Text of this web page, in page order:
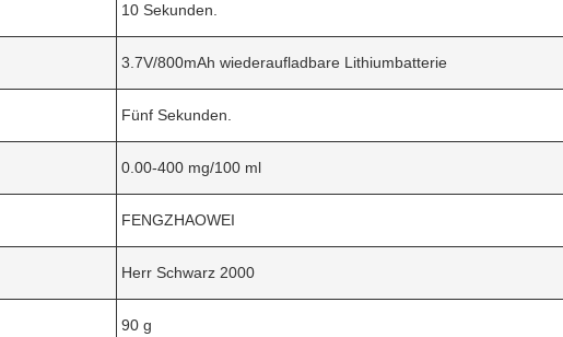
10 Sekunden.
3.7V/800mAh wiederaufladbare Lithiumbatterie
Fünf Sekunden.
0.00-400 mg/100 ml
FENGZHAOWEI
Herr Schwarz 2000
90 g